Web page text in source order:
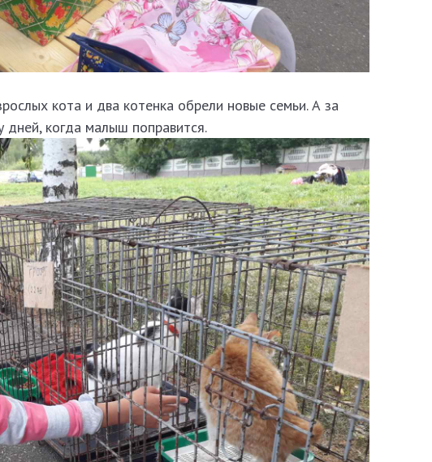
кота и два котенка обрели новые семьи. А за
когда малыш поправится.